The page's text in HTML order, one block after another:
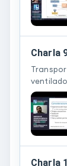
Charla
Charla